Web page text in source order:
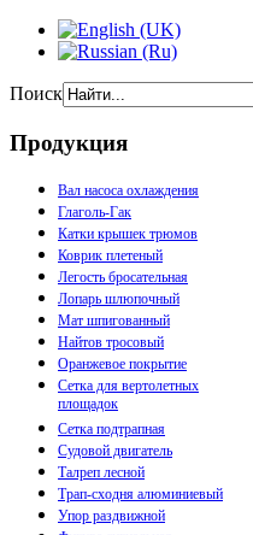
Поиск
Продукция
Вал насоса охлаждения
Глаголь-Гак
Катки крышек трюмов
Коврик плетеный
Легость бросательная
Лопарь шлюпочный
Мат шпигованный
Найтов тросовый
Оранжевое покрытие
Сетка для вертолетных
площадок
Сетка подтрапная
Судовой двигатель
Талреп лесной
Трап-сходня алюминиевый
Упор раздвижной